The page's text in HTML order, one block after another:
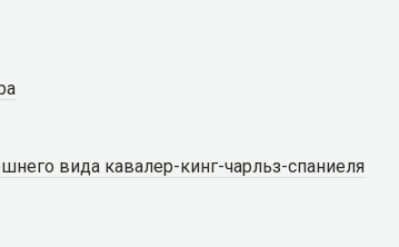
вида кавалер-кинг-чарльз-спаниеля